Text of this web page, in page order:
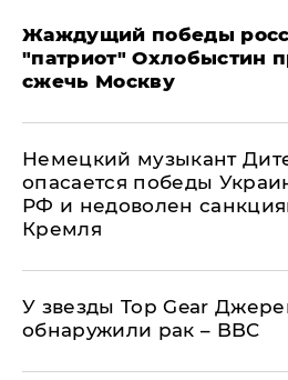
Жаждущий победы
"патриот" Охлобыстин
сжечь Москву
Немецкий музыкант
опасается победы
РФ и недоволен
Кремля
У звезды Top Gear
обнаружили рак – BBC